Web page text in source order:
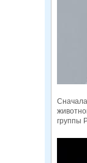
группы